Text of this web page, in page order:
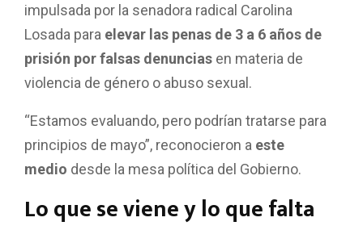
impulsada por la senadora radical Carolina
Losada para elevar las penas de 3 a 6 años de
prisión por falsas denuncias en materia de
violencia de género o abuso sexual.
“Estamos evaluando, pero podrían tratarse para
principios de mayo”, reconocieron a este
medio desde la mesa política del Gobierno.
Lo que se viene y lo que falta